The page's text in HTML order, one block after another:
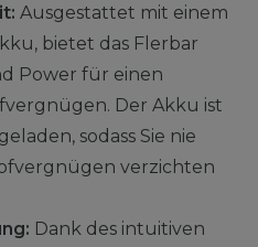
Ausgestattet mit einem
bietet das Flerbar
Power für einen
Der Akku ist
sodass Sie nie
verzichten
Dank des intuitiven